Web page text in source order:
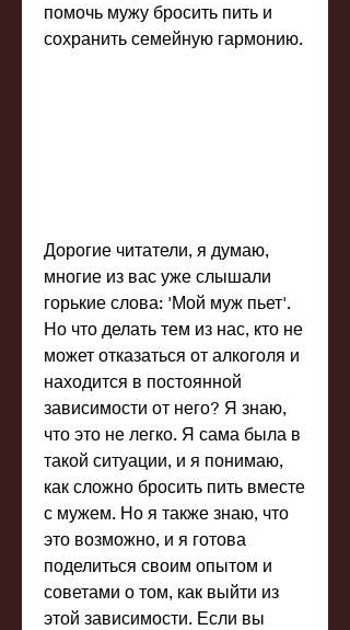
помочь мужу бросить пить и
сохранить семейную гармонию.
Дорогие читатели, я думаю,
многие из вас уже слышали
горькие слова: 'Мой муж пьет'.
Но что делать тем из нас, кто не
может отказаться от алкоголя и
находится в постоянной
зависимости от него? Я знаю,
что это не легко. Я сама была в
такой ситуации, и я понимаю,
как сложно бросить пить вместе
с мужем. Но я также знаю, что
это возможно, и я готова
поделиться своим опытом и
советами о том, как выйти из
этой зависимости. Если вы